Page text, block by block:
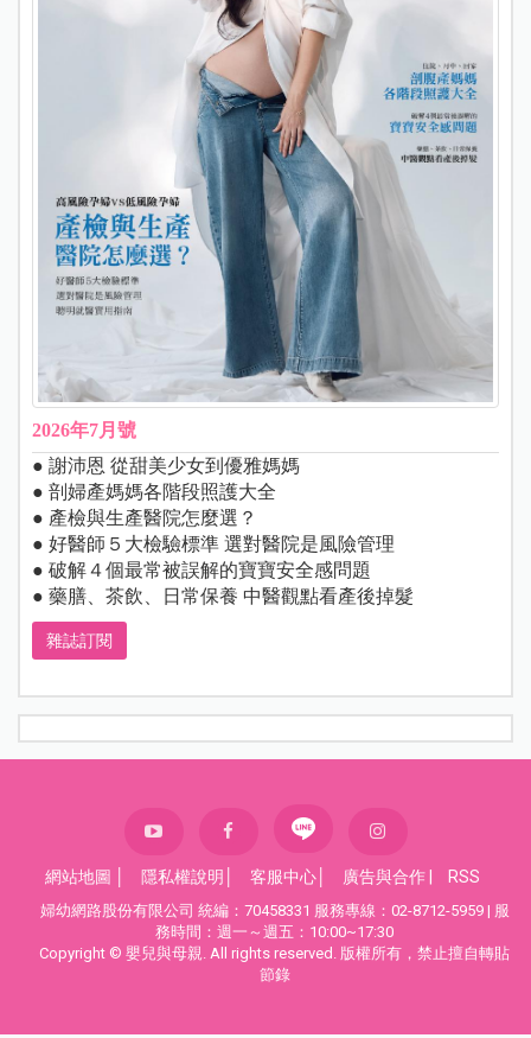
2026年7月號
● 謝沛恩 從甜美少女到優雅媽媽
● 剖婦產媽媽各階段照護大全
● 產檢與生產醫院怎麼選？
● 好醫師５大檢驗標準 選對醫院是風險管理
● 破解４個最常被誤解的寶寶安全感問題
● 藥膳、茶飲、日常保養 中醫觀點看產後掉髮
雜誌訂閱
網站地圖 隱私權說明 客服中心 廣告與合作 RSS
婦幼網路股份有限公司 統編：70458331 服務專線：02-8712-5959 | 服
務時間：週一～週五：10:00~17:30
Copyright © 嬰兒與母親. All rights reserved. 版權所有，禁止擅自轉貼
節錄